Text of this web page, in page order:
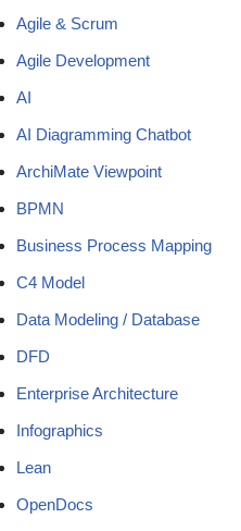
Agile & Scrum
Agile Development
AI
AI Diagramming Chatbot
ArchiMate Viewpoint
BPMN
Business Process Mapping
C4 Model
Data Modeling / Database
DFD
Enterprise Architecture
Infographics
Lean
OpenDocs